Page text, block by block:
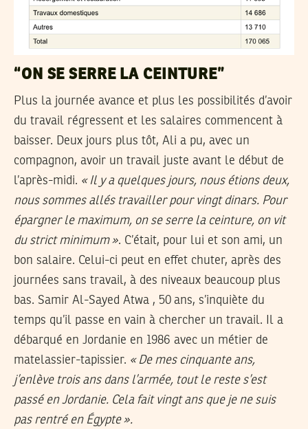
“ON SE SERRE LA CEINTURE”
Plus la journée avance et plus les possibilités d’avoir
du travail régressent et les salaires commencent à
baisser. Deux jours plus tôt, Ali a pu, avec un
compagnon, avoir un travail juste avant le début de
l’après-midi. « Il y a quelques jours, nous étions deux,
nous sommes allés travailler pour vingt dinars. Pour
épargner le maximum, on se serre la ceinture, on vit
du strict minimum ». C’était, pour lui et son ami, un
bon salaire. Celui-ci peut en effet chuter, après des
journées sans travail, à des niveaux beaucoup plus
bas. Samir Al-Sayed Atwa , 50 ans, s’inquiète du
temps qu’il passe en vain à chercher un travail. Il a
débarqué en Jordanie en 1986 avec un métier de
matelassier-tapissier. « De mes cinquante ans,
j’enlève trois ans dans l’armée, tout le reste s’est
passé en Jordanie. Cela fait vingt ans que je ne suis
pas rentré en Égypte ».